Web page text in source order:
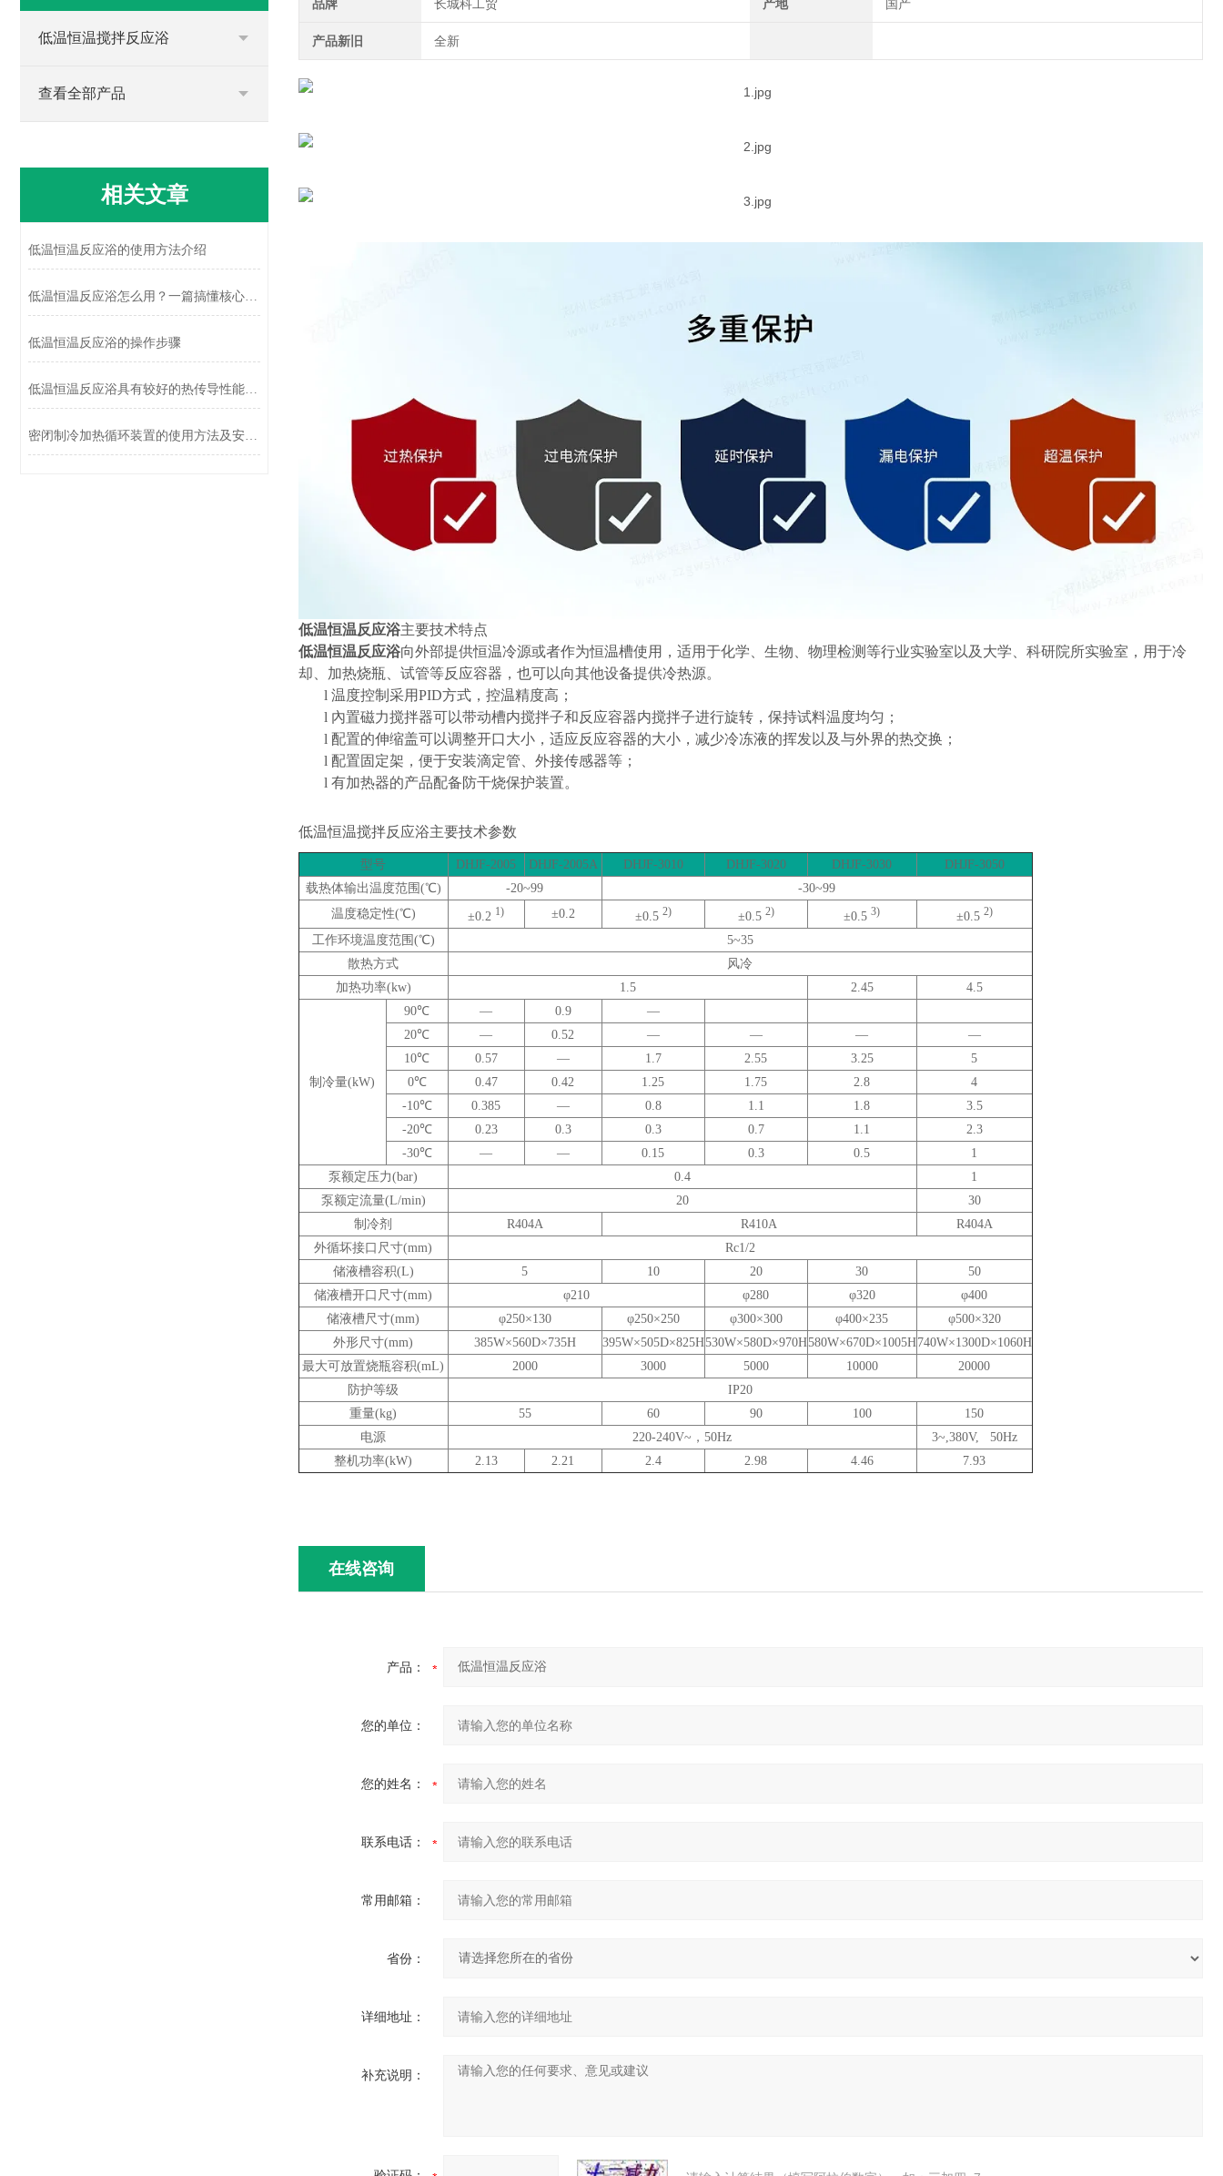
品牌 长城科工贸 产地 国产
产品新旧 全新
低温恒温反应浴主要技术特点
低温恒温反应浴向外部提供恒温冷源或者作为恒温槽使用，适用于化学、生物、物理检测等行业实验室以及大学、科研院所实验室，用于冷
却、加热烧瓶、试管等反应容器，也可以向其他设备提供冷热源。
l 温度控制采用PID方式，控温精度高；
l 內置磁力搅拌器可以带动槽内搅拌子和反应容器内搅拌子进行旋转，保持试料温度均匀；
l 配置的伸缩盖可以调整开口大小，适应反应容器的大小，减少冷冻液的挥发以及与外界的热交换；
l 配置固定架，便于安装滴定管、外接传感器等；
l 有加热器的产品配备防干烧保护装置。
低温恒温搅拌反应浴主要技术参数
型号 DHJF-2005 DHJF-2005A DHJF-3010 DHJF-3020 DHJF-3030
DHJF-3050
载热体输出温度范围 (℃) -20~99
-30~99
温度稳定性(℃) ±0.2 1) ±0.2 ±0.5 2) ±0.5 2) ±0.5 3) ±0.5 2)
工作环境温度范围 (℃)
5~35
散热方式
风冷
加热功率(kw) 1.5 2.45 4.5
制冷量(kW)
90℃ — 0.9
—
20℃
— 0.52 — — —
—
10℃
0.57 — 1.7 2.55 3.25
5
0℃
0.47 0.42 1.25 1.75 2.8
4
-10℃
0.385 — 0.8 1.1 1.8
3.5
-20℃
0.23 0.3 0.3 0.7 1.1
2.3
-30℃
— — 0.15 0.3 0.5
1
泵额定压力(bar) 0.4
1
泵额定流量(L/min) 20
30
制冷剂
R404A R410A
R404A
外循坏接口尺寸(mm)
Rc1/2
储液槽容积(L) 5 10 20 30
50
储液槽开口尺寸(mm) φ210 φ280 φ320 φ400
储液槽尺寸(mm) φ250×130 φ250×250 φ300×300 φ400×235 φ500×320
外形尺寸(mm) 385W×560D×735H 395W×505D×825H530W×580D×970H580W×670D×1005H740W×1300D×1060H
最大可放置烧瓶容积(mL) 2000 3000 5000 10000
20000
防护等级
IP20
重量(kg) 55 60 90 100
150
电源
220-240V~， 50Hz
3~,380V, 50Hz
整机功率(kW) 2.13 2.21 2.4 2.98 4.46 7.93
在线咨询
产品：
您的单位：
您的姓名：
联系电话：
常用邮箱：
省份：
详细地址：
补充说明：
低温恒温搅拌反应浴
查看全部产品
相关文章
低温恒温反应浴的使用方法介绍
低温恒温反应浴怎么用？一篇搞懂核心逻辑与避坑要点
低温恒温反应浴的操作步骤
低温恒温反应浴具有较好的热传导性能，有助于快速传导温度
密闭制冷加热循环装置的使用方法及安装留意事项